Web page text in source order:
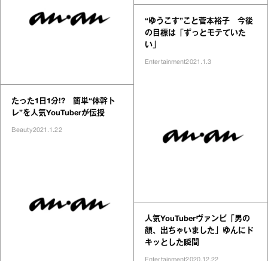
たった1日1分!? 簡単“体幹ト
レ”を人気YouTuberが伝授
Beauty2021.1.22
“ゆうこす”こと菅本裕子 今後
の目標は「ずっとモテていた
い」
Entertainment2021.1.3
人気YouTuberヴァンビ「男の
顔、出ちゃいました」ゆんにド
キッとした瞬間
Entertainment2020.12.22